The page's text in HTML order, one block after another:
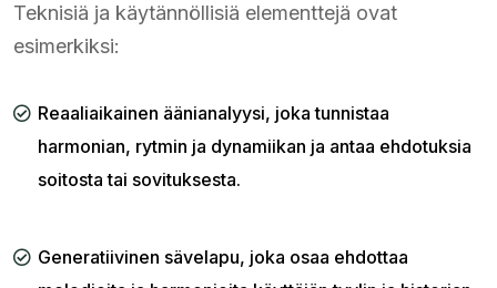
Teknisiä ja käytännöllisiä elementtejä ovat
esimerkiksi:
Reaaliaikainen äänianalyysi, joka tunnistaa
harmonian, rytmin ja dynamiikan ja antaa ehdotuksia
soitosta tai sovituksesta.
Generatiivinen sävelapu, joka osaa ehdottaa